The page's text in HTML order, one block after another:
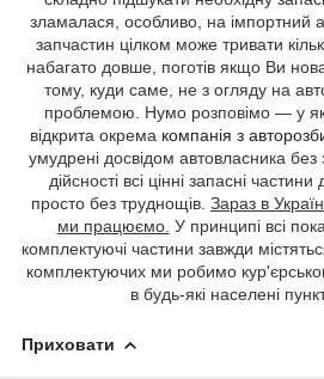
зламалася, особливо, на імпортний
запчастин цілком може тривати
набагато довше, поготів якщо Ви
тому, куди саме, не з огляду на
проблемою. Нумо розповімо — у
відкрита окрема компанія з
умудрені досвідом автовласника без
дійсності всі цінні запасні
просто без труднощів. Зараз в
ми працюємо. У принципі всі
комплектуючі частини завжди
комплектуючих ми робимо
в будь-які населені
Приховати